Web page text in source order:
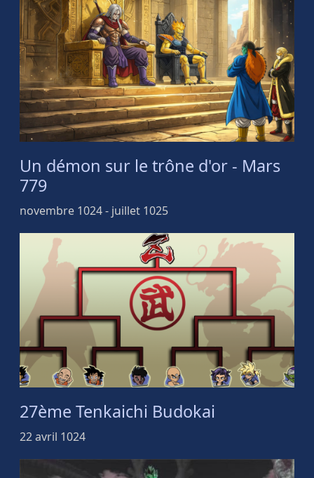
Un démon sur le trône d'or - Mars
779
novembre 1024 - juillet 1025
27ème Tenkaichi Budokai
22 avril 1024